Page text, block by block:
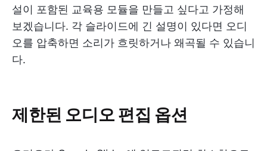
설이 포함된 교육용 모듈을 만들고 싶다고 가정해
보겠습니다. 각 슬라이드에 긴 설명이 있다면 오디
오를 압축하면 소리가 흐릿하거나 왜곡될 수 있습니
다.
제한된 오디오 편집 옵션